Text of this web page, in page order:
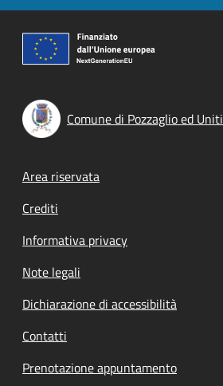
Comune di Pozzaglio ed Uniti
Footer menu
Area riservata
Crediti
Informativa privacy
Note legali
Dichiarazione di accessibilità
Contatti
Prenotazione appuntamento